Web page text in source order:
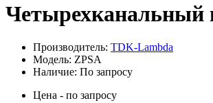
Четырехканальный
Производитель: TDK-Lambda
Модель: ZPSA
Наличие: По запросу
Цена - по запросу